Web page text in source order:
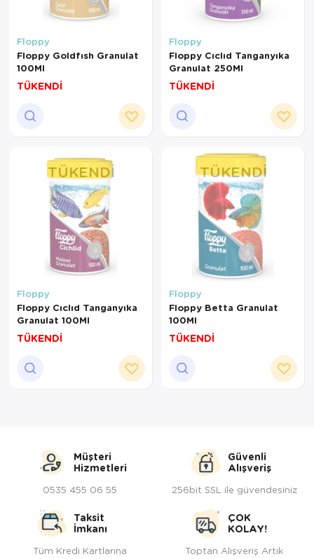
Floppy
Floppy Goldfısh Granulat
100Ml
TÜKENDİ
Floppy
Floppy Cıclıd Tanganyıka
Granulat 250Ml
TÜKENDİ
TÜKENDI
Floppy
Floppy Cıclıd Tanganyıka
Granulat 100Ml
TÜKENDİ
TÜKENDI
Floppy
Floppy Betta Granulat
100Ml
TÜKENDİ
Müşteri
Hizmetleri
0535 455 06 55
Güvenli
Alışveriş
256bit SSL ile güvendesiniz
Taksit
İmkanı
Tüm Kredi Kartlarına
ÇOK
KOLAY!
Toptan Alışveriş Artık